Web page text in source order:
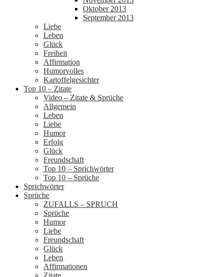
Oktober 2013
September 2013
Liebe
Leben
Glück
Freiheit
Affirmation
Humorvolles
Kartoffelgesichter
Top 10 – Zitate
Video – Zitate & Sprüche
Allgemein
Leben
Liebe
Humor
Erfolg
Glück
Freundschaft
Top 10 – Sprichwörter
Top 10 – Sprüche
Sprichwörter
Sprüche
ZUFALLS – SPRUCH
Sprüche
Humor
Liebe
Freundschaft
Glück
Leben
Affirmationen
Zitate